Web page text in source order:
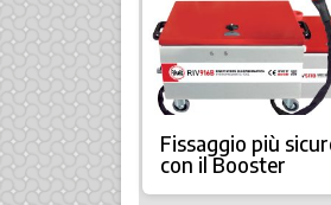
Fissaggio più
con il Booster